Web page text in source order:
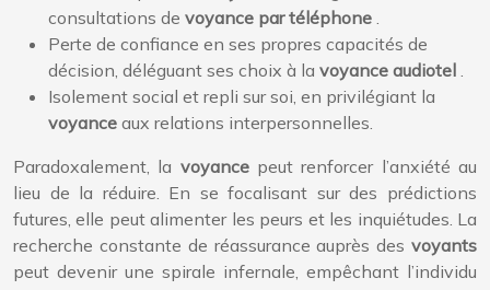
consultations de voyance par téléphone .
Perte de confiance en ses propres capacités de
décision, déléguant ses choix à la voyance audiotel .
Isolement social et repli sur soi, en privilégiant la
voyance aux relations interpersonnelles.
Paradoxalement, la voyance peut renforcer l’anxiété au
lieu de la réduire. En se focalisant sur des prédictions
futures, elle peut alimenter les peurs et les inquiétudes. La
recherche constante de réassurance auprès des voyants
peut devenir une spirale infernale, empêchant l’individu